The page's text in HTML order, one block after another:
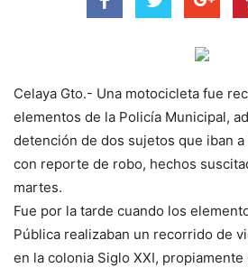
Celaya Gto.- Una motocicleta fue
elementos de la Policía Municipal,
detención de dos sujetos que iban
con reporte de robo, hechos
martes.
Fue por la tarde cuando los
Pública realizaban un recorrido de
en la colonia Siglo XXI,